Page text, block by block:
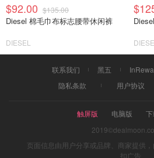
$92.00 $135.00
Diesel 棉毛巾布标志腰带休闲裤
DIESEL
联系我们 黑五
隐私条款
用户协议
触屏版 电脑版
页面信息由用户分享或品牌、商家提供
扣广告